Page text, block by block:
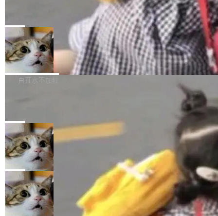
录全贴了出来。 他发错人了 苹果外部律师 Gabr
iel Gross 来自 Weil 律所，2 月 23 日下午 5:53
给 OpenAI 总法律顾问 Che Chang 发了封邮
件，附了一封长信，要求 OpenAI 配合调查前苹
果员工带走机密信...
这是目前市面上唯一支持平板接入WorkBuddy P
C版的产品，搭载“人机双写”重磅功能——你写
你的，AI写AI的，同屏协作互不干扰。一句话让
AI帮你干活，现在开启全新体验！ 温馨提示：
体验WorkBuddy鸿蒙PC版前，请将 HUAWEI M
atePad Edge 升级至 HarmonyOS 6.1.0.135S
P9 patch03及以上版本。 *升级路径：设置 > 搜
FFmpeg 9.0 发布：代号“Lei”，以此纪
全球知名开源多媒体框架 FFmpeg 今天正式发
布了 9.0 版本。这个版本除了带来新一代音视频
处理能力和硬件加速支持之外，还有一个特殊之
处：FFmpeg 9.0 的代号是“Lei”。 这个名字，
来自中国开发者雷霄骅（Lei Xiaohua）。 对于
很多中国音视频开发者而言，这个名字并不陌
“启蒙老师”。 而今年，恰好是雷霄骅离世十周
年。FFmpeg 社区最终选择用一个大版本的名
字，留下了这份纪念。 雷霄骅曾是中国传媒大学
数字电视技术方向的博士生，长期从事视频、音
频技...
局
亚马逊成本失控：AI 写代码烧掉 1215
万元，超预算 860%
外媒近日曝光了亚马逊的多份内部报告显示，AI
导致公司在多个项目上超支。《金融时报》报道
编写程序，目标是完成电商平台作者信息与商品
列表的数据匹配 —— 一项常规的数据处理任
务，最终却产生了 180 万美元的账单，实际支出
超出原定预算 860%。 更令人意外的是，该项目
最终并未成功落地，而高额算力消耗持续运行长
达 5 个月，公司直到财务对账时才察觉异常。这
意味着一个无人看管的 AI 程序，在近半年时间
里日夜不停地"烧钱"。 复盘显示，...
白开水不加糖
e CEO Clément Delangue 在 CNBC 的采访里
没有拐弯抹角。他说中国正在赢得 AI 竞赛，而
且按目前的速度，中国 AI 工具预计在今年底或
2027 年就能追上美国前沿实验室的水平。 Dela
ngue 把原因归结为一件事：开放协作。中国的
AI 开发者在一个共享和协作的生态里加速迭代，
而美国模型厂商在"闭门造车"。他的原话是 "buil
ding in silos"——各自为战，互不通气。 这个判
局
当 AI agent 把源码变成了最好的扩展系
统，开发者工具必须开源
五年前，David Crawshaw 问过很多软件工程师
一个问题：你写过什么给自己用的程序？答案几
乎都是没有。工程师们整天用别人写的程序写程
序给别人用。偶尔有人自己写个博客系统、智能
家居控制、家庭实验室，都算稀奇事。 Crawsh
局